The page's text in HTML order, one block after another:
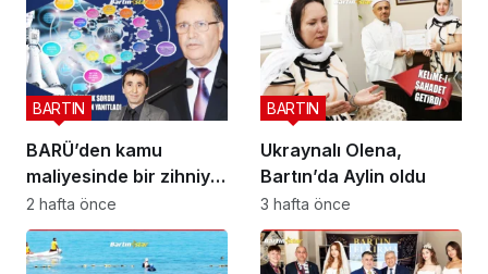
BARÜ’den kamu
maliyesinde bir zihniyet
devrimi; BİS-ALYS
BARTIN
2 hafta önce
Ukraynalı Olena,
Bartın’da Aylin oldu
BARTIN
3 hafta önce